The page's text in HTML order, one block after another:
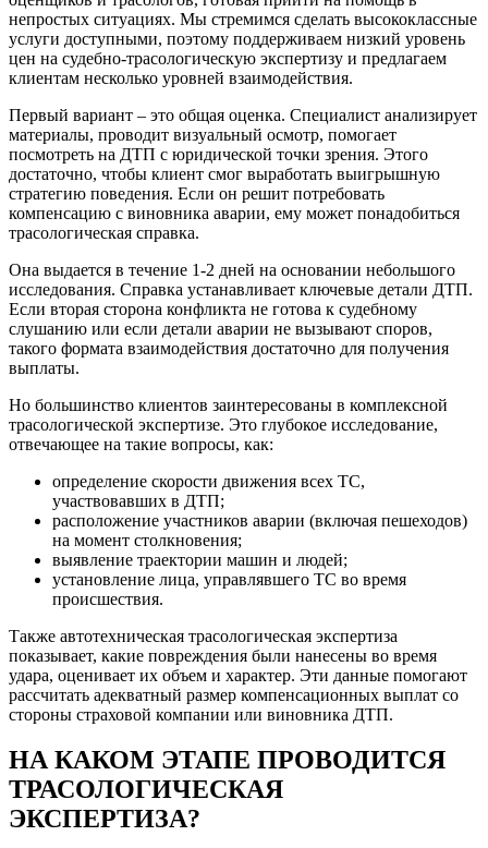
непростых ситуациях. Мы стремимся сделать высококлассные
услуги доступными, поэтому поддерживаем низкий уровень
цен на судебно-трасологическую экспертизу и предлагаем
клиентам несколько уровней взаимодействия.
Первый вариант – это общая оценка. Специалист анализирует
материалы, проводит визуальный осмотр, помогает
посмотреть на ДТП с юридической точки зрения. Этого
достаточно, чтобы клиент смог выработать выигрышную
стратегию поведения. Если он решит потребовать
компенсацию с виновника аварии, ему может понадобиться
трасологическая справка.
Она выдается в течение 1-2 дней на основании небольшого
исследования. Справка устанавливает ключевые детали ДТП.
Если вторая сторона конфликта не готова к судебному
слушанию или если детали аварии не вызывают споров,
такого формата взаимодействия достаточно для получения
выплаты.
Но большинство клиентов заинтересованы в комплексной
трасологической экспертизе. Это глубокое исследование,
отвечающее на такие вопросы, как:
определение скорости движения всех ТС,
участвовавших в ДТП;
расположение участников аварии (включая пешеходов)
на момент столкновения;
выявление траектории машин и людей;
установление лица, управлявшего ТС во время
происшествия.
Также автотехническая трасологическая экспертиза
показывает, какие повреждения были нанесены во время
удара, оценивает их объем и характер. Эти данные помогают
рассчитать адекватный размер компенсационных выплат со
стороны страховой компании или виновника ДТП.
НА КАКОМ ЭТАПЕ ПРОВОДИТСЯ
ТРАСОЛОГИЧЕСКАЯ
ЭКСПЕРТИЗА?